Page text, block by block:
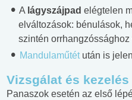
A lágyszájpad elégtelen
elváltozások: bénulások,
szintén orrhangzóssághoz
Mandulaműtét után is
Vizsgálat és kezelés
Panaszok esetén az első